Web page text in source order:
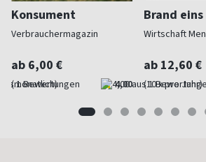
Konsument
Verbrauchermagazin
ab 6,00 €
(monatlich) 4,00
Brand eins
Wirtschaft
ab 12,60 €
(10 x pro Jahr)